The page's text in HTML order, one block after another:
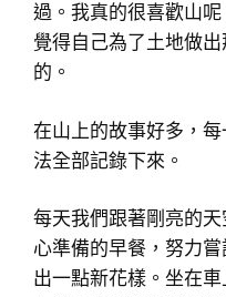
過。我真的很喜歡山
覺得自己為了土地做
的。
在山上的故事好多，
法全部記錄下來。
每天我們跟著剛亮的
心準備的早餐，努力
出一點新花樣。坐在